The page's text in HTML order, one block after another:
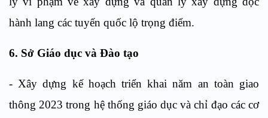
hành lang các tuyến quốc lộ trọng điểm.
6. Sở Giáo dục và Đào tạo
- Xây dựng kế hoạch triển khai năm an toàn giao
thông 2023 trong hệ thống giáo dục và chỉ đạo các cơ